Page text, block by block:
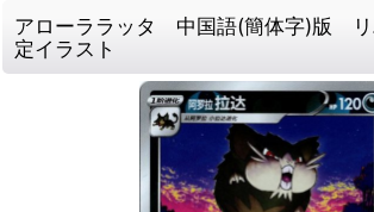
アローララッタ 中国語(簡体字)版
定イラスト